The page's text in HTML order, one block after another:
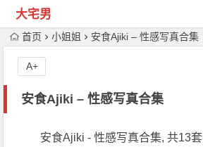
大宅男
首页 小姐姐 安食Ajiki – 性感写真合集
安食Ajiki – 性感写真合集
A+
安食Ajiki - 性感写真合集, 共13套